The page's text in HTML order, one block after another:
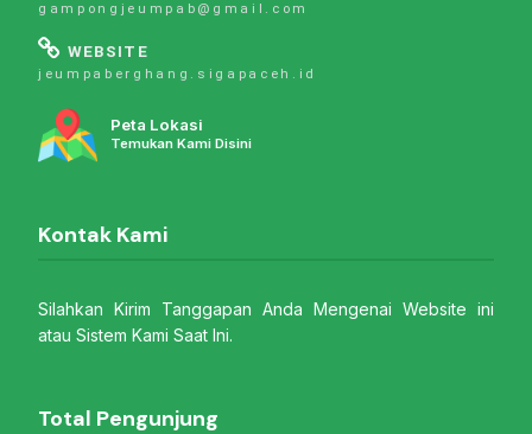
gampongjeumpab@gmail.com
WEBSITE
jeumpaberghang.sigapaceh.id
Peta Lokasi
Temukan Kami Disini
Kontak Kami
Silahkan Kirim Tanggapan Anda Mengenai Website ini
atau Sistem Kami Saat Ini.
Total Pengunjung